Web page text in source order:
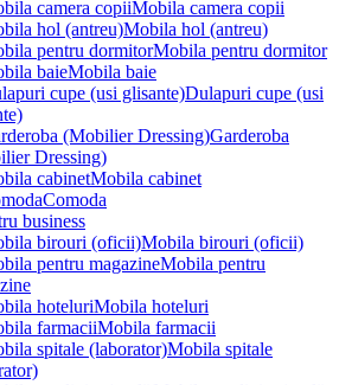
Mobila camera copii
Mobila hol (antreu)
Mobila pentru dormitor
Mobila baie
Dulapuri cupe (usi
Garderoba
Dressing)
Mobila cabinet
Comoda
business
Mobila birouri (oficii)
Mobila pentru
Mobila hoteluri
Mobila farmacii
Mobila spitale